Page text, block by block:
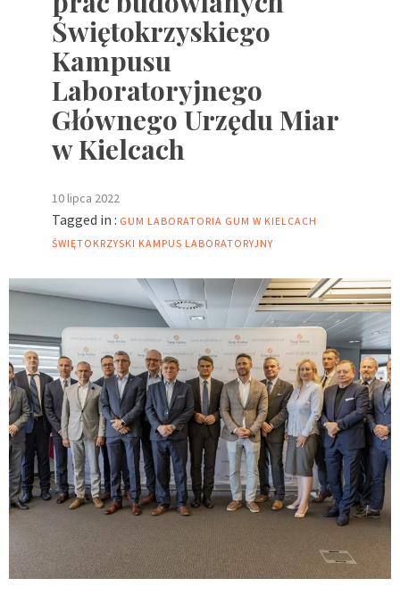
Świętokrzyskiego
Kampusu
Laboratoryjnego
Głównego Urzędu Miar
w Kielcach
10 lipca 2022
Tagged in : GUM LABORATORIA GUM W KIELCACH
ŚWIĘTOKRZYSKI KAMPUS LABORATORYJNY